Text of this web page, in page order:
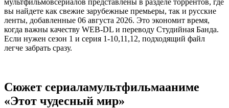
вы найдете как свежие зарубежные премьеры, так и русские
ленты, добавленные 06 августа 2026. Это экономит время,
когда важны качеству WEB-DL и переводу Студийная Банда.
Если нужен сезон 1 и серия 1-10,11,12, подходящий файл
легче забрать сразу.
Сюжет сериаламультфильмааниме
«Этот чудесный мир»